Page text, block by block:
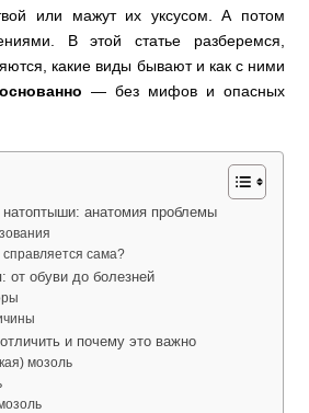
или мажут их уксусом. А потом
В этой статье разберемся,
какие виды бывают и как с ними
— без мифов и опасных
натоптыши: анатомия проблемы
сама?
от обуви до болезней
и почему это важно
мозоль